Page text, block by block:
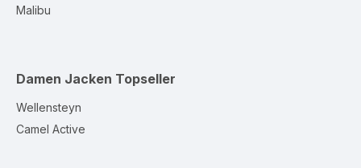
Malibu
Damen Jacken Topseller
Wellensteyn
Camel Active